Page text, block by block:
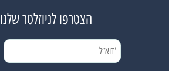
הצטרפו לניוזלטר שלנו